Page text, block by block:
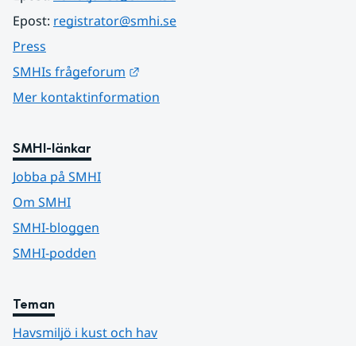
Epost: registrator@smhi.se
Press
SMHIs frågeforum
Mer kontaktinformation
SMHI-länkar
Jobba på SMHI
Om SMHI
SMHI-bloggen
SMHI-podden
Teman
Havsmiljö i kust och hav